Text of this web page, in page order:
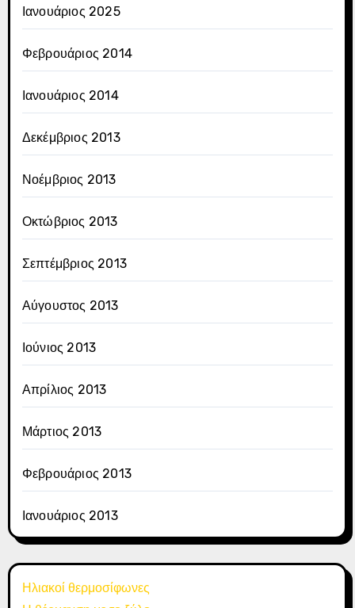
Ιανουάριος 2025
Φεβρουάριος 2014
Ιανουάριος 2014
Δεκέμβριος 2013
Νοέμβριος 2013
Οκτώβριος 2013
Σεπτέμβριος 2013
Αύγουστος 2013
Ιούνιος 2013
Απρίλιος 2013
Μάρτιος 2013
Φεβρουάριος 2013
Ιανουάριος 2013
Ηλιακοί θερμοσίφωνες